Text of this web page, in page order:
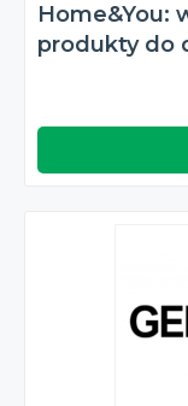
Home&You:
produkty do